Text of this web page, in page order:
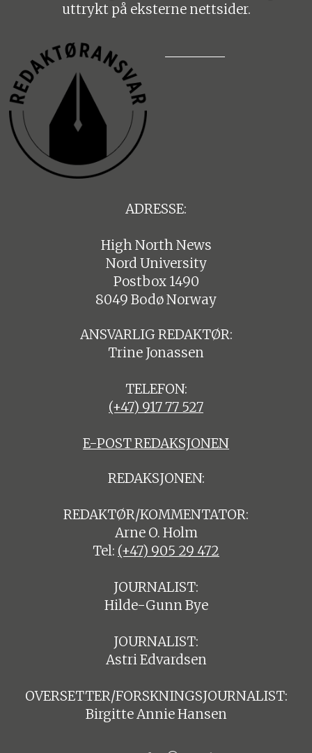
uttrykt på eksterne nettsider.
ADRESSE:
High North News
Nord University
Postbox 1490
8049 Bodø Norway
ANSVARLIG REDAKTØR:
Trine Jonassen
TELEFON:
(+47) 917 77 527
E-POST REDAKSJONEN
REDAKSJONEN:
REDAKTØR/KOMMENTATOR:
Arne O. Holm
Tel: (+47) 905 29 472
JOURNALIST:
Hilde-Gunn Bye
JOURNALIST:
Astri Edvardsen
OVERSETTER/FORSKNINGSJOURNALIST:
Birgitte Annie Hansen